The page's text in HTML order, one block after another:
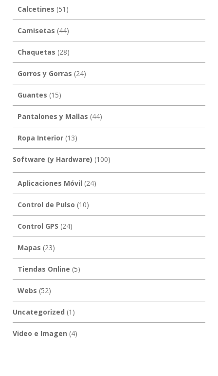
Calcetines (51)
Camisetas (44)
Chaquetas (28)
Gorros y Gorras (24)
Guantes (15)
Pantalones y Mallas (44)
Ropa Interior(13)
Software (y Hardware) (100)
Aplicaciones Móvil (24)
Control de Pulso (10)
Control GPS (24)
Mapas (23)
Tiendas Online (5)
Webs (52)
Uncategorized (1)
Video e Imagen (4)